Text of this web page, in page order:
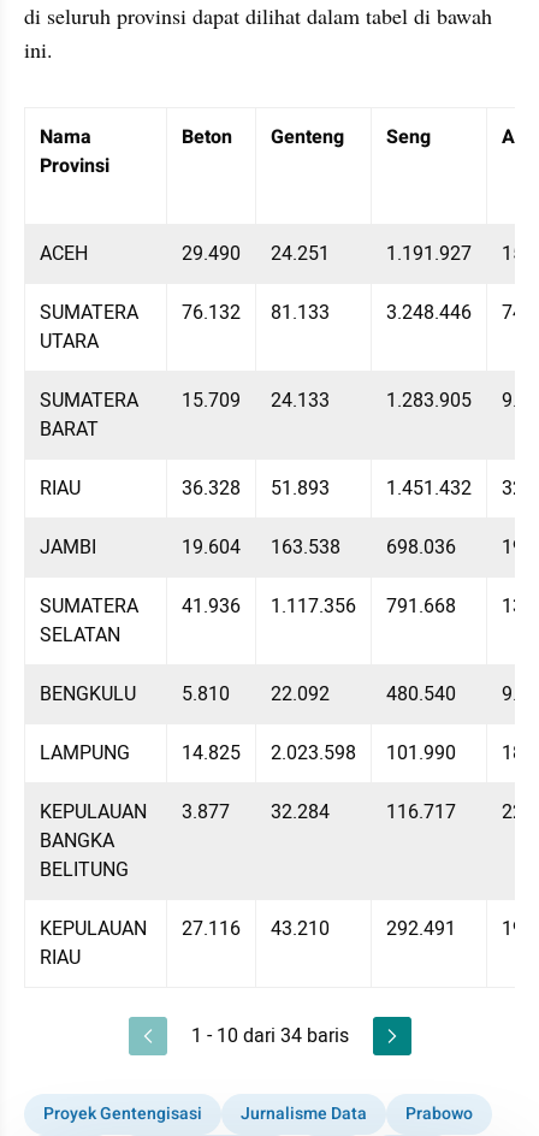
di seluruh provinsi dapat dilihat dalam tabel di bawah
ini.
Nama
Provinsi
Beton Genteng Seng
ACEH 29.490 24.251 1.191.927
SUMATERA
UTARA
76.132 81.133 3.248.446
SUMATERA
BARAT
15.709 24.133 1.283.905
RIAU 36.328 51.893 1.451.432
JAMBI 19.604 163.538 698.036
SUMATERA
SELATAN
41.936 1.117.356 791.668
BENGKULU 5.810 22.092 480.540
LAMPUNG 14.825 2.023.598 101.990
KEPULAUAN
BANGKA
BELITUNG
3.877 32.284 116.717
KEPULAUAN
RIAU
27.116 43.210 292.491
1 - 10 dari 34 baris
Proyek Gentengisasi Jurnalisme Data Prabowo